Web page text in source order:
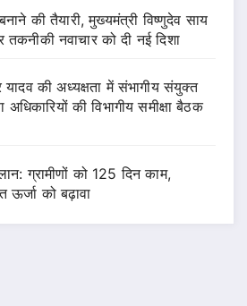
की तैयारी, मुख्यमंत्री विष्णुदेव साय
नवाचार को दी नई दिशा
यादव की अध्यक्षता में संभागीय संयुक्त
अधिकारियों की विभागीय समीक्षा बैठक
ग्रामीणों को 125 दिन काम,
ऊर्जा को बढ़ावा